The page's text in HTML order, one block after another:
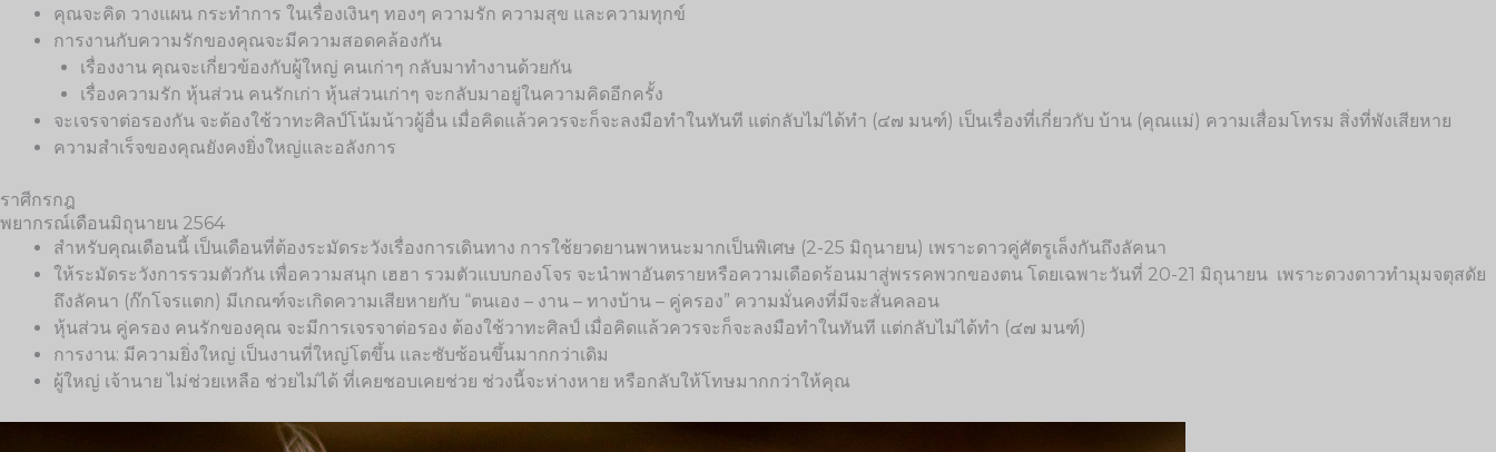
คุณจะคิด วางแผน กระทำการ ในเรื่องเงินๆ ทองๆ ความรัก ความสุข และความทุกข์
การงานกับความรักของคุณจะมีความสอดคล้องกัน
เรื่องงาน คุณจะเกี่ยวข้องกับผู้ใหญ่ คนเก่าๆ กลับมาทำงานด้วยกัน
เรื่องความรัก หุ้นส่วน คนรักเก่า หุ้นส่วนเก่าๆ จะกลับมาอยู่ในความคิดอีกครั้ง
จะเจรจาต่อรองกัน จะต้องใช้วาทะศิลป์โน้มน้าวผู้อื่น เมื่อคิดแล้วควรจะก็จะลงมือทำในทันที แต่กลับไม่ได้ทำ (๔๗ มนฑ์) เป็นเรื่องที่เกี่ยวกับ บ้าน (คุณแม่) ความเสื่อมโทรม สิ่งที่พังเสียหาย
ความสำเร็จของคุณยังคงยิ่งใหญ่และอลังการ
ราศีกรกฎ
พยากรณ์เดือนมิถุนายน 2564
สำหรับคุณเดือนนี้ เป็นเดือนที่ต้องระมัดระวังเรื่องการเดินทาง การใช้ยวดยานพาหนะมากเป็นพิเศษ (2-25 มิถุนายน) เพราะดาวคู่ศัตรูเล็งกันถึงลัคนา
ให้ระมัดระวังการรวมตัวกัน เพื่อความสนุก เฮฮา รวมตัวแบบกองโจร จะนำพาอันตรายหรือความเดือดร้อนมาสู่พรรคพวกของตน โดยเฉพาะวันที่ 20-21 มิถุนายน เพราะดวงดาวทำมุมจตุสดัย
ถึงลัคนา (ก๊กโจรแตก) มีเกณฑ์จะเกิดความเสียหายกับ “ตนเอง – งาน – ทางบ้าน – คู่ครอง” ความมั่นคงที่มีจะสั่นคลอน
หุ้นส่วน คู่ครอง คนรักของคุณ จะมีการเจรจาต่อรอง ต้องใช้วาทะศิลป์ เมื่อคิดแล้วควรจะก็จะลงมือทำในทันที แต่กลับไม่ได้ทำ (๔๗ มนฑ์)
การงาน: มีความยิ่งใหญ่ เป็นงานที่ใหญ่โตขึ้น และซับซ้อนขึ้นมากกว่าเดิม
ผู้ใหญ่ เจ้านาย ไม่ช่วยเหลือ ช่วยไม่ได้ ที่เคยชอบเคยช่วย ช่วงนี้จะห่างหาย หรือกลับให้โทษมากกว่าให้คุณ